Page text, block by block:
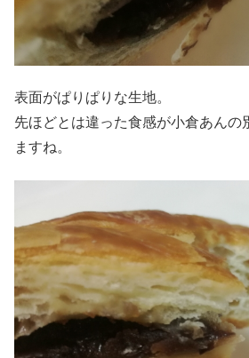
表面がぱりぱりな生地。
先ほどとは違った食感が小倉あんの
ますね。